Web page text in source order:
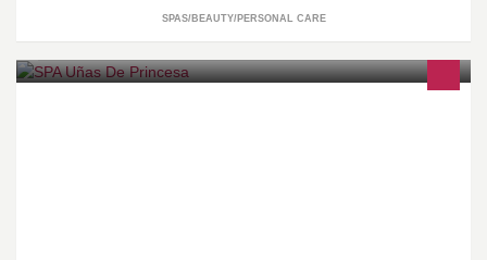
SPAS/BEAUTY/PERSONAL CARE